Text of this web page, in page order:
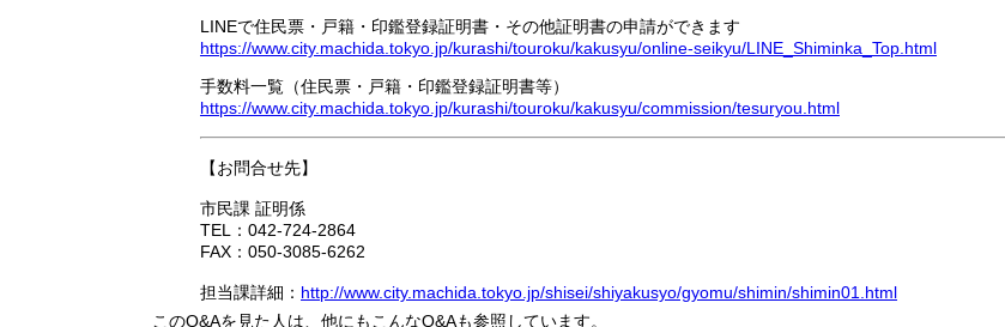
LINEで住民票・戸籍・印鑑登録証明書・その他証明書の申請ができます
https://www.city.machida.tokyo.jp/kurashi/touroku/kakusyu/online-seikyu/LINE_Shiminka_Top.html
手数料一覧（住民票・戸籍・印鑑登録証明書等）
https://www.city.machida.tokyo.jp/kurashi/touroku/kakusyu/commission/tesuryou.html
【お問合せ先】
市民課 証明係
TEL：042-724-2864
FAX：050-3085-6262
担当課詳細： http://www.city.machida.tokyo.jp/shisei/shiyakusyo/gyomu/shimin/shimin01.html
このQ&Aを見た人は、他にもこんなQ&Aも参照しています。